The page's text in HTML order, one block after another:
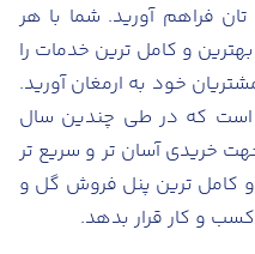
تان فراهم آورید. شما با هر
و کامل ترین خدمات را
خود به ارمغان آورید.
است که در طی چندین سال
جهت خریدی آسان تر و سریع تر
و کامل ترین پنل فروش گل و
کسب و کار قرار بدهد.